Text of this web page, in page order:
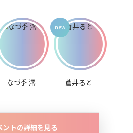
なづ季 澪 蒼井ると
ントの詳細を見る